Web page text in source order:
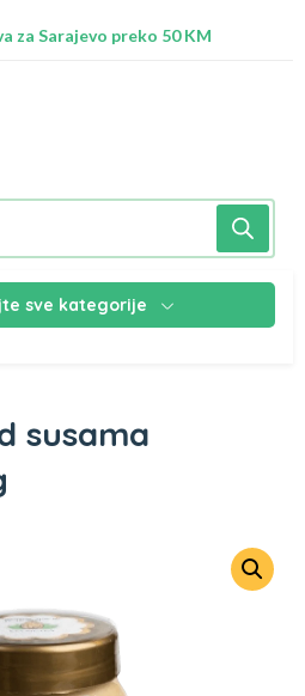
za Sarajevo preko 50 KM
sve kategorije
susama